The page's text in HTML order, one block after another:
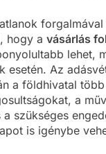
hogy a vásárlás
lehet,
esetén. Az
a földhivatal
a
a szükséges
is igénybe